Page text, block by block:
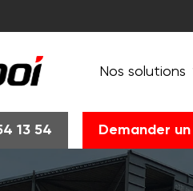
13 54 Demander
Nos solutions